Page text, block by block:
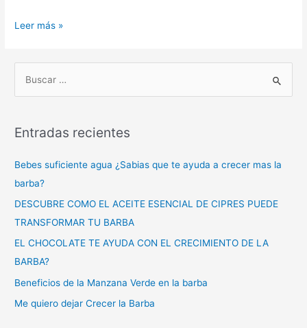
Leer más »
Entradas recientes
Bebes suficiente agua ¿Sabias que te ayuda a crecer mas la
barba?
DESCUBRE COMO EL ACEITE ESENCIAL DE CIPRES PUEDE
TRANSFORMAR TU BARBA
EL CHOCOLATE TE AYUDA CON EL CRECIMIENTO DE LA
BARBA?
Beneficios de la Manzana Verde en la barba
Me quiero dejar Crecer la Barba